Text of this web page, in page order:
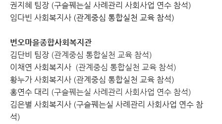
권지혜 팀장 (구슬꿰는실 사례관리 사회사업 연수 참석)
임다빈 사회복지사 (관계중심 통합실천 교육 참석)
번오마을종합사회복지관
김단비 팀장 (관계중심 통합실천 교육 참석)
이채연 사회복지사 (관계중심 통합실천 교육 참석)
황누가 사회복지사 (관계중심 통합실천 교육 참석)
홍연수 대리 (구슬꿰는실 사례관리 사회사업 연수 참석)
김은별 사회복지사 (구슬꿰는실 사례관리 사회사업 연수 참
석)